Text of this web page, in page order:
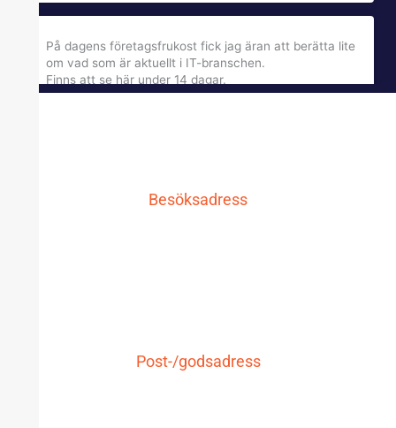
På dagens företagsfrukost fick jag äran att berätta lite
om vad som är aktuellt i IT-branschen.
Finns att se här under 14 dagar.
Besöksadress
Post-/godsadress